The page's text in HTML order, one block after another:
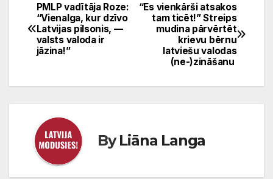
Ziņu
izvēlne
“Es vienkārši atsakos
tam ticēt!” Streips
mudina pārvērtēt
krievu bērnu
latviešu valodas
(ne-)zināšanu
PMLP vadītāja Roze:
“Vienalga, kur dzīvo
Latvijas pilsonis, —
valsts valoda ir
jāzina!”
ByLiāna Langa